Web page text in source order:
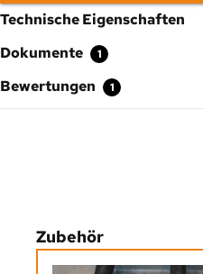
Technische Eigenschaften
Dokumente
1
Bewertungen 1
Produktgalerie überspringen
Zubehör